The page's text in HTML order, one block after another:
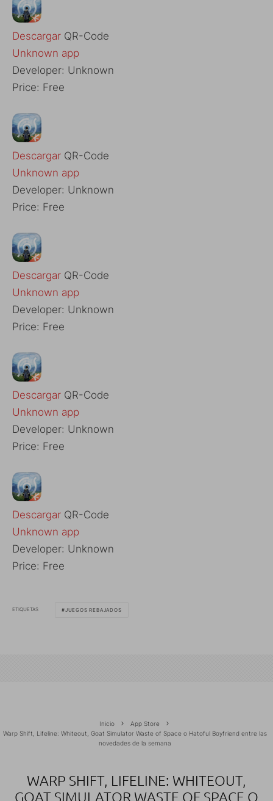
Descargar QR-Code
Unknown app
Developer: Unknown
Price: Free
Descargar QR-Code
Unknown app
Developer: Unknown
Price: Free
Descargar QR-Code
Unknown app
Developer: Unknown
Price: Free
Descargar QR-Code
Unknown app
Developer: Unknown
Price: Free
Descargar QR-Code
Unknown app
Developer: Unknown
Price: Free
ETIQUETAS JUEGOS REBAJADOS
Inicio
App Store
Warp Shift, Lifeline: Whiteout, Goat Simulator Waste of Space o Hatoful Boyfriend entre las
novedades de la semana
WARP SHIFT, LIFELINE: WHITEOUT,
GOAT SIMULATOR WASTE OF SPACE O